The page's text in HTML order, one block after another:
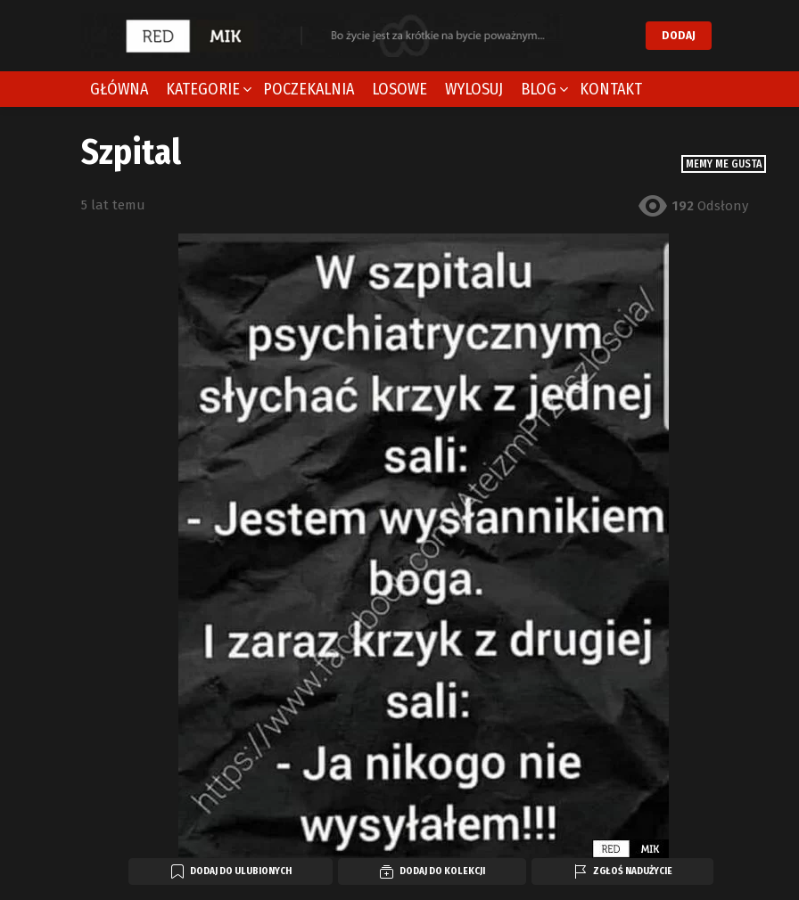
DODAJ
GŁÓWNA KATEGORIE POCZEKALNIA LOSOWE WYLOSUJ BLOG KONTAKT
MEMY ME GUSTA
Szpital
5 lat temu 192 Odsłony
DODAJ DO ULUBIONYCH DODAJ DO KOLEKCJI ZGŁOŚ NADUŻYCIE